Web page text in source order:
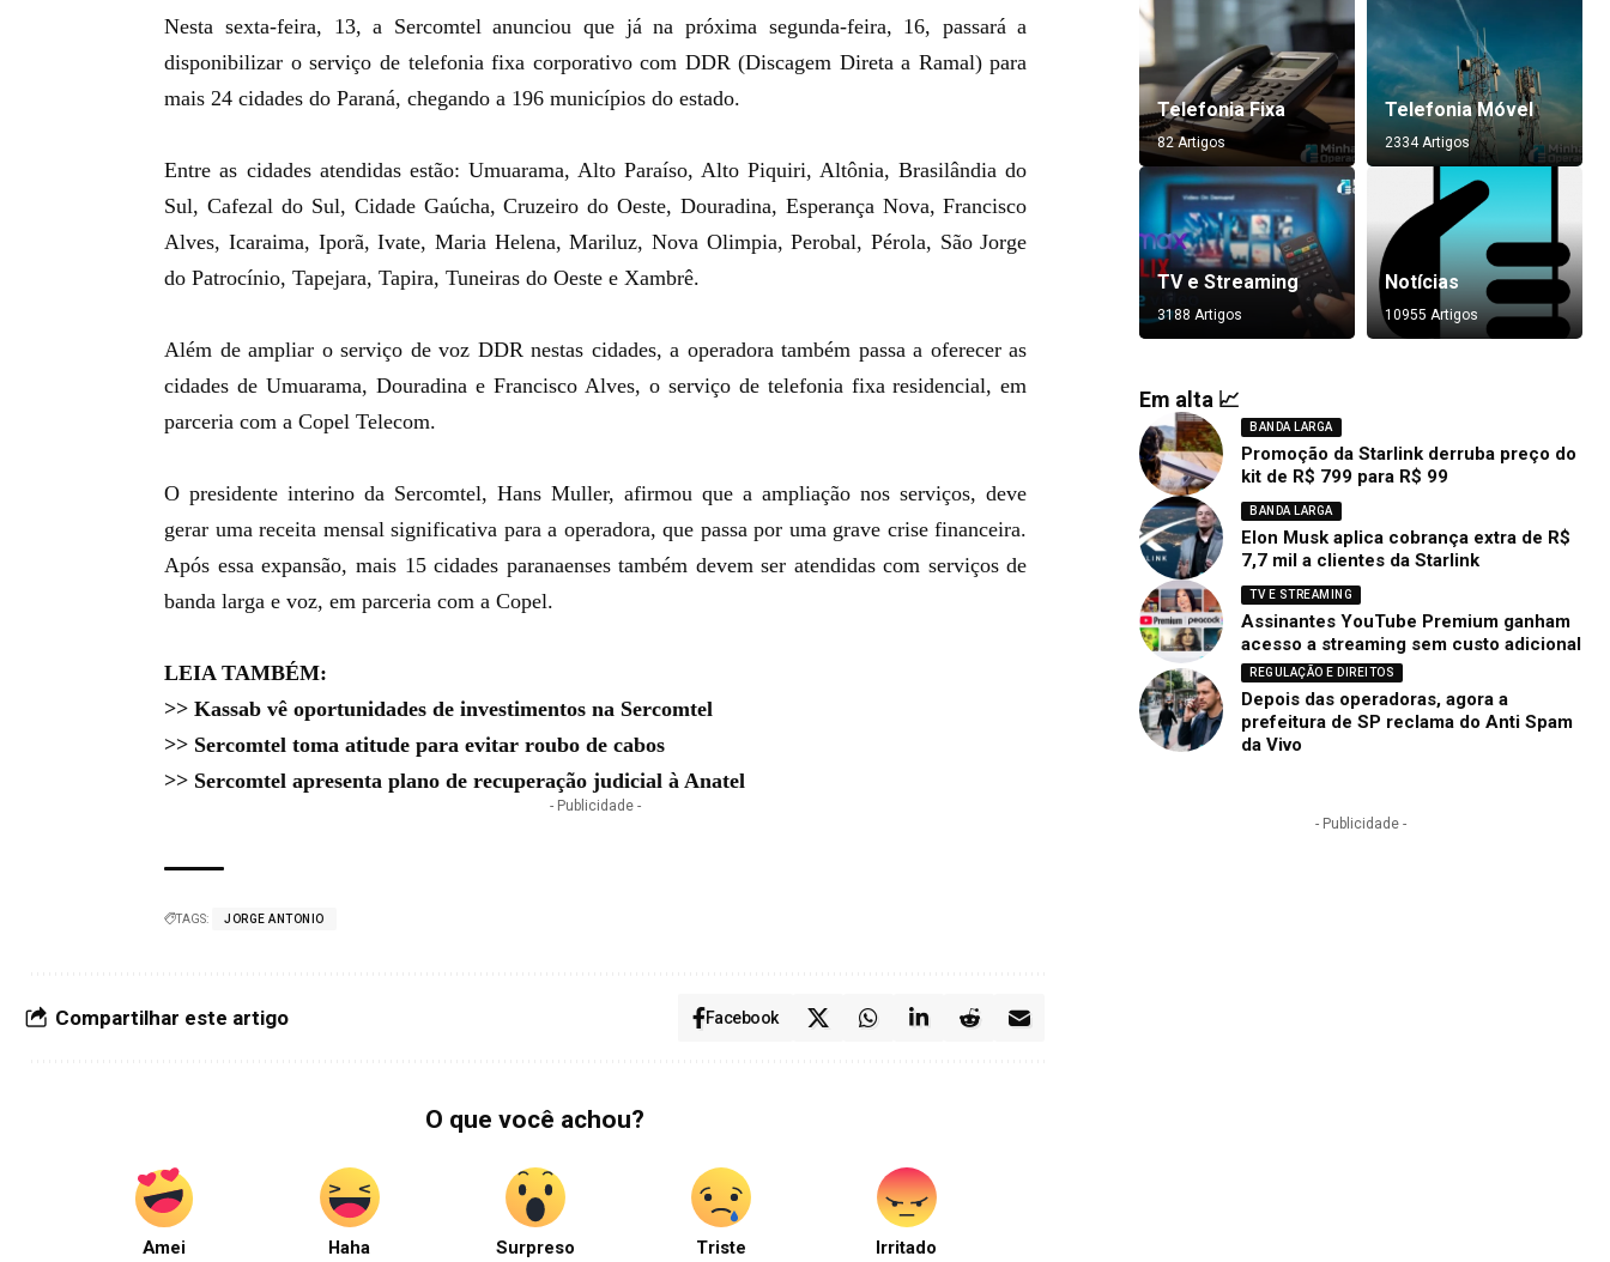
Nesta sexta-feira, 13, a Sercomtel anunciou que já na próxima segunda-feira, 16, passará a
disponibilizar o serviço de telefonia fixa corporativo com DDR (Discagem Direta a Ramal) para
mais 24 cidades do Paraná, chegando a 196 municípios do estado.
Entre as cidades atendidas estão: Umuarama, Alto Paraíso, Alto Piquiri, Altônia, Brasilândia do
Sul, Cafezal do Sul, Cidade Gaúcha, Cruzeiro do Oeste, Douradina, Esperança Nova, Francisco
Alves, Icaraima, Iporã, Ivate, Maria Helena, Mariluz, Nova Olimpia, Perobal, Pérola, São Jorge
do Patrocínio, Tapejara, Tapira, Tuneiras do Oeste e Xambrê.
Além de ampliar o serviço de voz DDR nestas cidades, a operadora também passa a oferecer as
cidades de Umuarama, Douradina e Francisco Alves, o serviço de telefonia fixa residencial, em
parceria com a Copel Telecom.
Opresidente interino da Sercomtel, Hans Muller, afirmou que a ampliação nos serviços, deve
gerar uma receita mensal significativa para a operadora, que passa por uma grave crise financeira.
Após essa expansão, mais 15 cidades paranaenses também devem ser atendidas com serviços de
banda larga e voz, em parceria com a Copel.
LEIA TAMBÉM:
>>Kassab vê oportunidades de investimentos na Sercomtel
>> Sercomtel toma atitude para evitar roubo de cabos
>> Sercomtel apresenta plano de recuperação judicial à Anatel
- Publicidade -
TAGS: JORGE ANTONIO
Compartilhar este artigo Facebook
O que você achou?
Amei Haha Surpreso Triste Irritado
Telefonia Fixa
82 Artigos
Telefonia Móvel
2334 Artigos
TV e Streaming
3188 Artigos
Notícias
10955 Artigos
Em alta 📈
BANDA LARGA
Promoção da Starlink derruba preço do
kit de R$ 799 para R$ 99
BANDA LARGA
Elon Musk aplica cobrança extra de R$
7,7 mil a clientes da Starlink
TV E STREAMING
Assinantes YouTube Premium ganham
acesso a streaming sem custo adicional
REGULAÇÃO E DIREITOS
Depois das operadoras, agora a
prefeitura de SP reclama do Anti Spam
da Vivo
- Publicidade -